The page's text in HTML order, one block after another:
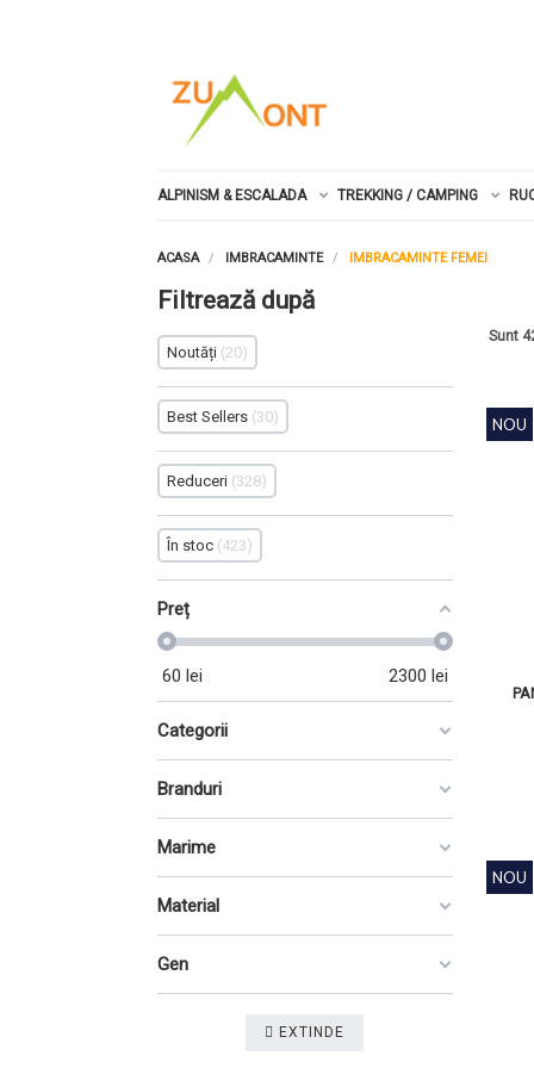
ALPINISM & ESCALADA TREKKING / CAMPING
ACASA IMBRACAMINTE IMBRACAMINTE FEMEI
Filtrează după
Noutăți 20
Best Sellers 30
Reduceri 328
În stoc 423
Preț
60 lei 2300 lei
Categorii
Branduri
Marime
Material
Gen
EXTINDE
Sunt
NOU
NOU